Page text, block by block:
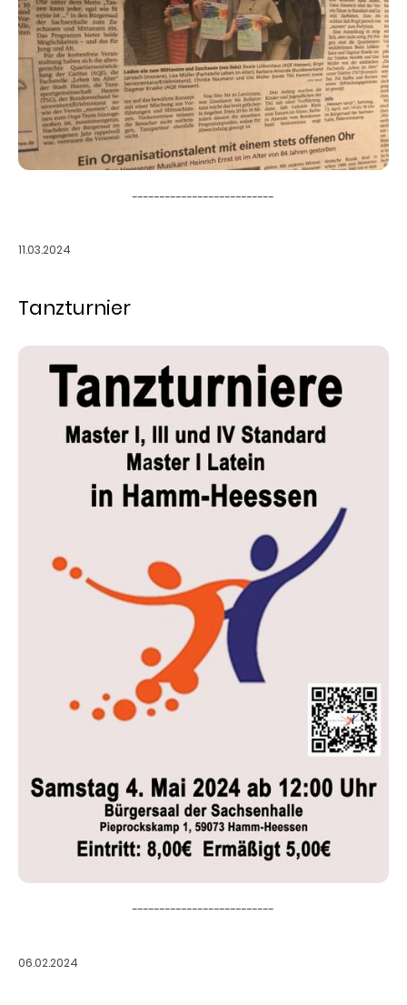
--------------------------
11.03.2024
Tanzturnier
--------------------------
06.02.2024